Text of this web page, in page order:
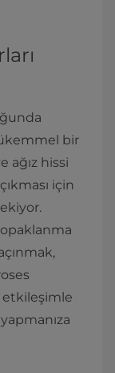
bir
ağız hissi
için
etkileşimle